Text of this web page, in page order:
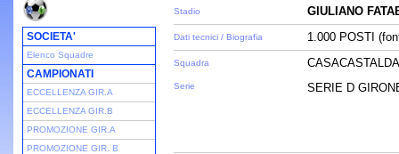
SOCIETA'
Elenco Squadre
CAMPIONATI
ECCELLENZA GIR.A
ECCELLENZA GIR.B
PROMOZIONE GIR.A
PROMOZIONE GIR. B
Stadio GIULIANO
Dati tecnici / Biografia 1.000 POSTI
Squadra
Serie
SERIE D